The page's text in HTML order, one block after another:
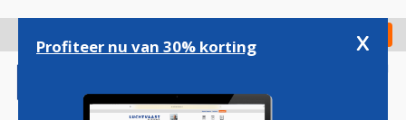
gaan
Check in
Profiteer nu van 30% korting x